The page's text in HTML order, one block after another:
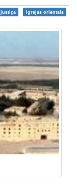
justiça igrejas orientais